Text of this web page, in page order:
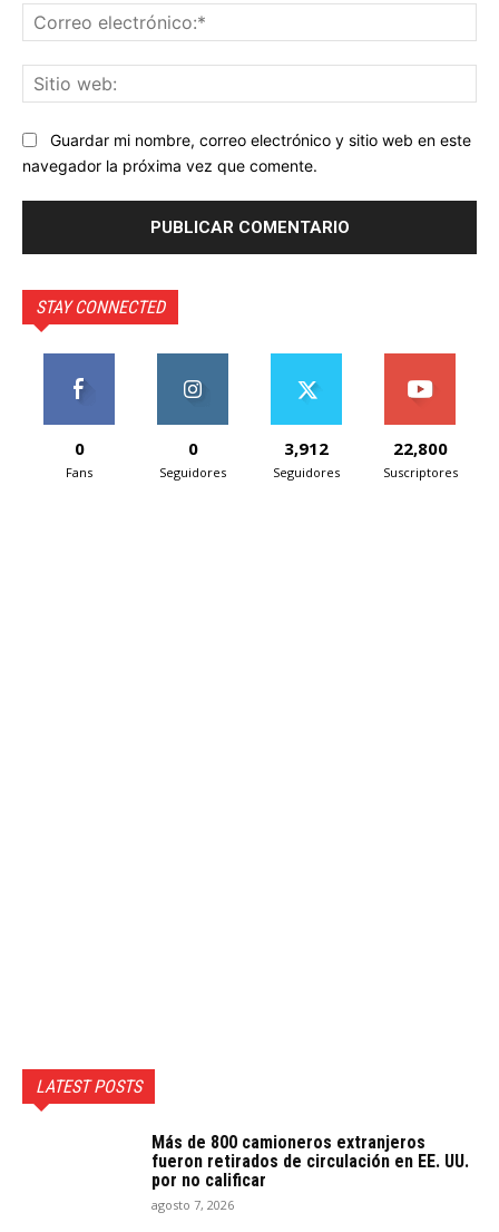
Guardar mi nombre, correo electrónico y sitio web en este
navegador la próxima vez que comente.
STAY CONNECTED
0
Fans
0
Seguidores
3,912
Seguidores
22,800
Suscriptores
LATEST POSTS
Más de 800 camioneros extranjeros
fueron retirados de circulación en EE. UU.
por no calificar
agosto 7, 2026